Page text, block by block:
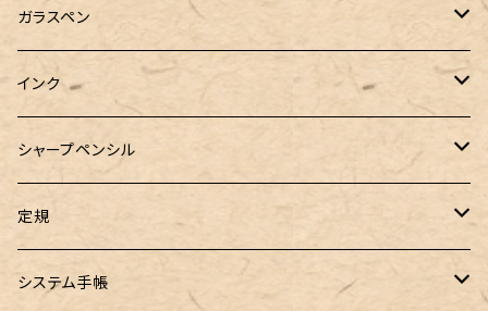
万年筆用コンバーター
SAILOR（セーラー）
PLATINUM（プラチナ）
BENU（ベヌー）
PARKER（パーカー）
Kaweco（カヴェコ）
Pelikan（ペリカン）
マルチペン
PILOT（パイロット）
SAILOR（セーラー）
Caran d'Ache（カランダッシュ）
Kaweco（カヴェコ）
バハギア & クラフト
ラウンドジップペンケース
ロールペンケース
&Liebe(アンドリーベ)
シーカンパニー
LOONLOON（ルンルン）
ラダイト
ガラスペン
工芸装置
ペンネジューク オリジナル（予約品）
ペンネジューク オリジナル（在庫品）
書籍
佐瀬工業所
リュリュ
インク
オリジナルインク
Tono&Lims
インクガチャ
セーラー万年筆
シャープペンシル
富士瘤クラフト
こぶた工房
定規
Ystudio（ワイスタジオ）
システム手帳